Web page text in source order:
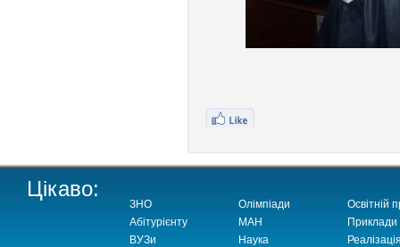
Цікаво:
ЗНО
Абітурієнту
ВУЗи
Олімпіади
МАН
Наука
Освітній
Приклади